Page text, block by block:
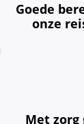
Goede
onze
Met zorg